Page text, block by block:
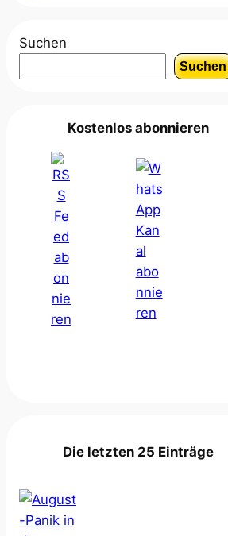
Suchen
Suchen
Kostenlos abonnieren
Die letzten 25 Einträge